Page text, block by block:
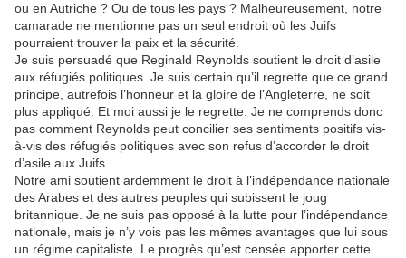
ou en Autriche ? Ou de tous les pays ? Malheureusement, notre
camarade ne mentionne pas un seul endroit où les Juifs
pourraient trouver la paix et la sécurité.
Je suis persuadé que Reginald Reynolds soutient le droit d’asile
aux réfugiés politiques. Je suis certain qu’il regrette que ce grand
principe, autrefois l’honneur et la gloire de l’Angleterre, ne soit
plus appliqué. Et moi aussi je le regrette. Je ne comprends donc
pas comment Reynolds peut concilier ses sentiments positifs vis-
à-vis des réfugiés politiques avec son refus d’accorder le droit
d’asile aux Juifs.
Notre ami soutient ardemment le droit à l’indépendance nationale
des Arabes et des autres peuples qui subissent le joug
britannique. Je ne suis pas opposé à la lutte pour l’indépendance
nationale, mais je n’y vois pas les mêmes avantages que lui sous
un régime capitaliste. Le progrès qu’est censée apporter cette